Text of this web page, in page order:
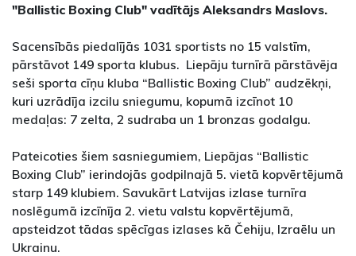
"Ballistic Boxing Club" vadītājs Aleksandrs Maslovs.
Sacensībās piedalījās 1031 sportists no 15 valstīm,
pārstāvot 149 sporta klubus. Liepāju turnīrā pārstāvēja
seši sporta cīņu kluba “Ballistic Boxing Club” audzēkņi,
kuri uzrādīja izcilu sniegumu, kopumā izcīnot 10
medaļas: 7 zelta, 2 sudraba un 1 bronzas godalgu.
Pateicoties šiem sasniegumiem, Liepājas “Ballistic
Boxing Club” ierindojās godpilnajā 5. vietā kopvērtējumā
starp 149 klubiem. Savukārt Latvijas izlase turnīra
noslēgumā izcīnīja 2. vietu valstu kopvērtējumā,
apsteidzot tādas spēcīgas izlases kā Čehiju, Izraēlu un
Ukrainu.